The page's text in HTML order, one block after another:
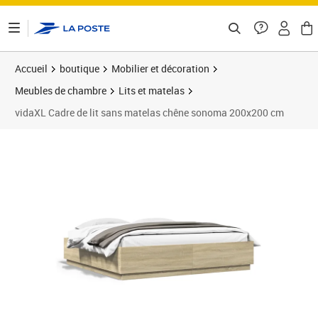
Accueil boutique
Mobilier et décoration
Meubles de chambre
Lits et matelas
vidaXL Cadre de lit sans matelas chêne sonoma 200x200 cm